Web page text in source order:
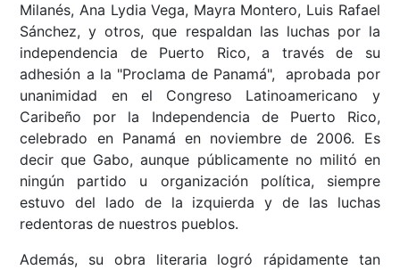
Milanés, Ana Lydia Vega, Mayra Montero, Luis Rafael
Sánchez, y otros, que respaldan las luchas por la
independencia de Puerto Rico, a través de su
adhesión a la "Proclama de Panamá", aprobada por
unanimidad en el Congreso Latinoamericano y
Caribeño por la Independencia de Puerto Rico,
celebrado en Panamá en noviembre de 2006. Es
decir que Gabo, aunque públicamente no militó en
ningún partido u organización política, siempre
estuvo del lado de la izquierda y de las luchas
redentoras de nuestros pueblos.
Además, su obra literaria logró rápidamente tan